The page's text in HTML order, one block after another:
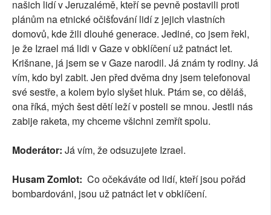
našich lidí v Jeruzalémě, kteří se pevně postavili proti
plánům na etnické očišťování lidí z jejich vlastních
domovů, kde žili dlouhé generace. Jediné, co jsem řekl,
je že Izrael má lidi v Gaze v obklíčení už patnáct let.
Krišnane, já jsem se v Gaze narodil. Já znám ty rodiny. Já
vím, kdo byl zabit. Jen před dvěma dny jsem telefonoval
své sestře, a kolem bylo slyšet hluk. Ptám se, co děláš,
ona říká, mých šest dětí leží v posteli se mnou. Jestli nás
zabije raketa, my chceme všichni zemřít spolu.
Moderátor: Já vím, že odsuzujete Izrael.
Husam Zomlot: Co očekáváte od lidí, kteří jsou pořád
bombardováni, jsou už patnáct let v obklíčení.